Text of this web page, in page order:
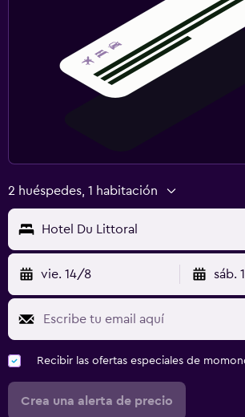
2 huéspedes, 1 habitación
Hotel Du Littoral
vie. 14/8 sáb.
Recibir las ofertas especiales de
Crea una alerta de precio